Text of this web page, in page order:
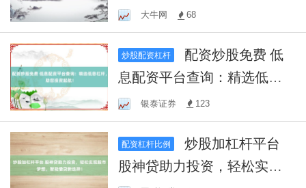
高效，助您把握投资机遇！
大牛网 68
炒股配资杠杆
息配资平台查询：精选低息
杠杆，助您投资起航！
银泰证券 123
配资杠杆比例
炒股加杠杆平台
股神贷助力投资，轻松实现